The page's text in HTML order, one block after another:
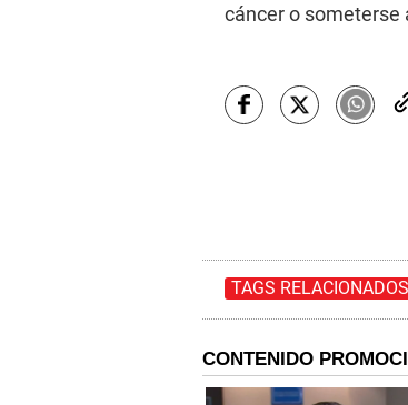
cáncer o someterse
TAGS RELACIONADOS